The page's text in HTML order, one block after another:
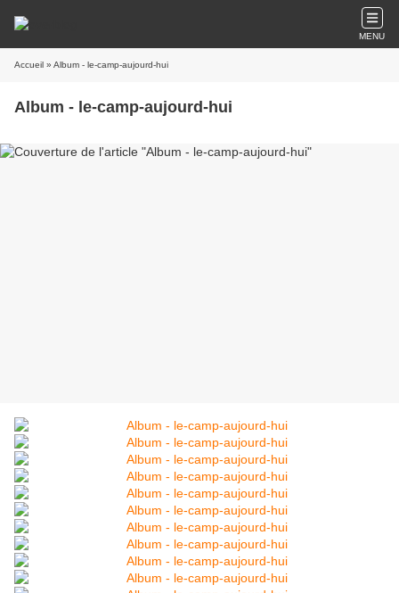
MENU
Accueil » Album - le-camp-aujourd-hui
Album - le-camp-aujourd-hui